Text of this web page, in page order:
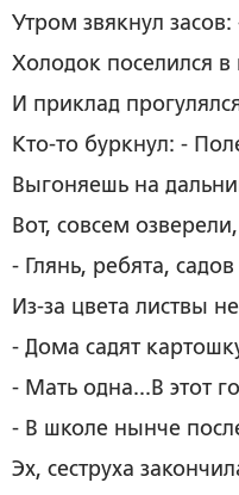
Утром звякнул
Холодок поселился в
И приклад
Кто-то буркнул: -
Выгоняешь на
Вот, совсем
- Глянь, ребята,
Из-за цвета листвы
- Дома садят
- Мать одна...В этот
- В школе нынче
Эх, сеструха